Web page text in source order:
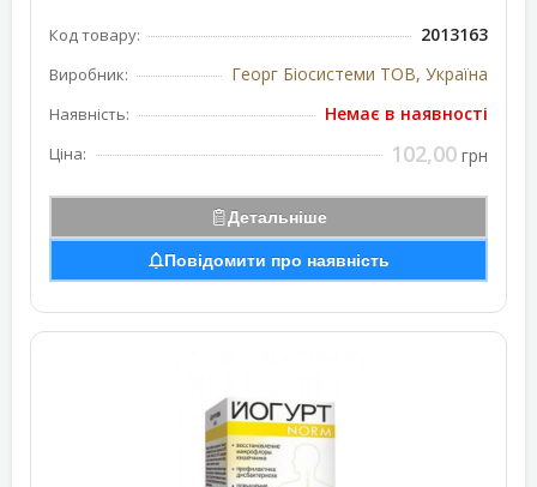
Код товару: 2013163
Виробник: Георг Біосистеми ТОВ, Україна
Наявність: Немає в наявності
Ціна: 102,00 грн
Детальніше
Повідомити про наявність